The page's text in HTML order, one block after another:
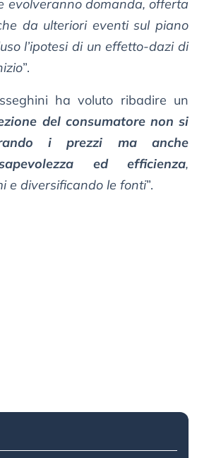
evolveranno domanda, offerta
da ulteriori eventi sul piano
l’ipotesi di un effetto-dazi di
”.
ha voluto ribadire un
del consumatore non si
i prezzi ma anche
ed efficienza,
e diversificando le fonti”.